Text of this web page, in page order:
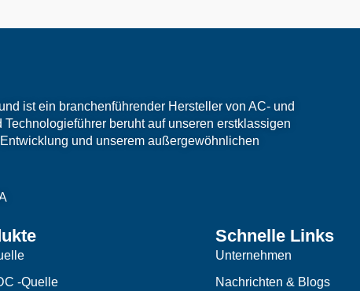
ist ein branchenführender Hersteller von AC- und
beruht auf unseren erstklassigen
und unserem außergewöhnlichen
-Quelle
Schnelle Links
Unternehmen
Nachrichten & Blogs